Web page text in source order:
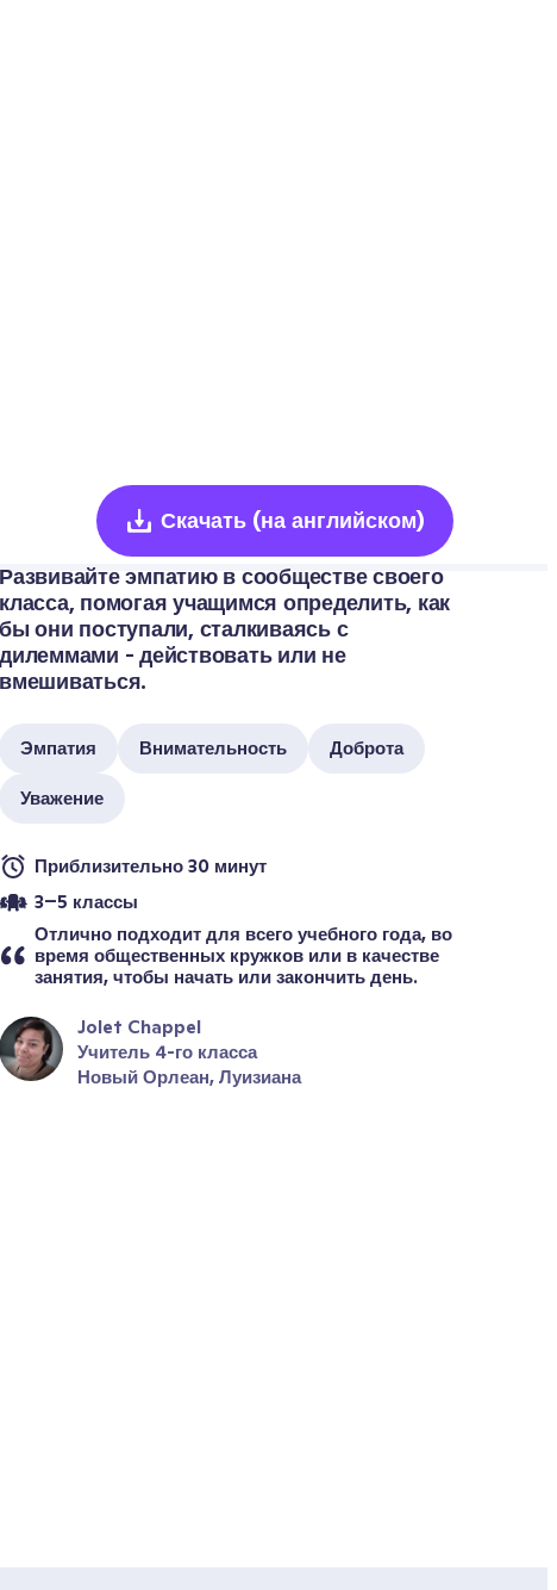
Скачать (на английском)
Развивайте эмпатию в сообществе своего
класса, помогая учащимся определить, как
бы они поступали, сталкиваясь с
дилеммами - действовать или не
вмешиваться.
Эмпатия Внимательность Доброта
Уважение
Приблизительно 30 минут
3–5 классы
Отлично подходит для всего учебного года, во
время общественных кружков или в качестве
занятия, чтобы начать или закончить день.
Jolet Chappel
Учитель 4-го класса
Новый Орлеан, Луизиана